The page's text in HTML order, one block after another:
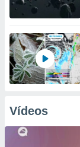
Vídeos